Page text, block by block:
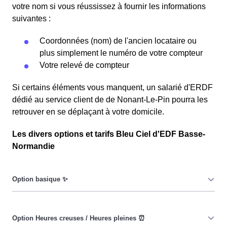
votre nom si vous réussissez à fournir les informations
suivantes :
Coordonnées (nom) de l'ancien locataire ou
plus simplement le numéro de votre compteur
Votre relevé de compteur
Si certains éléments vous manquent, un salarié d'ERDF
dédié au service client de de Nonant-Le-Pin pourra les
retrouver en se déplaçant à votre domicile.
Les divers options et tarifs Bleu Ciel d'EDF Basse-
Normandie
date, ni de l'heure, que ce soit en à Nonant-Le-Pin ou